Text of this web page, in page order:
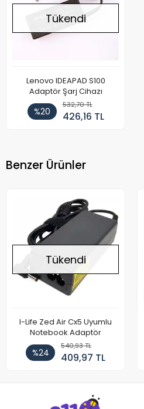
Tükendi
Lenovo IDEAPAD S100
Adaptör Şarj Cihazı
%20
532,70 TL
426,16 TL
Benzer Ürünler
Tükendi
I-Life Zed Air Cx5 Uyumlu
Notebook Adaptör
%24
540,93 TL
409,97 TL